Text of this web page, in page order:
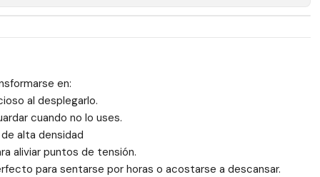
en:
al desplegarlo.
cuando no lo uses.
alta densidad
aliviar puntos de tensión.
para sentarse por horas o acostarse a descansar.